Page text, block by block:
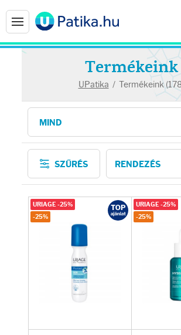
Termékeink
UPatika / Termékeink
SZŰRÉS
URIAGE -25%
-25%
URIAGE -25%
-25%
Arcápolás
Ránctalanítók
Hidratálók
Ajakápolók